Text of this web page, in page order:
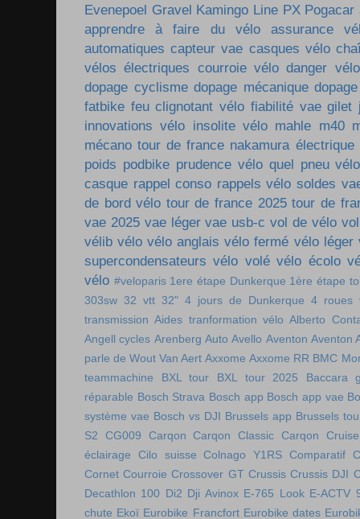
Evenepoel Gravel Kamingo Line PX Pogacar
apprendre à faire du vélo
assurance
automatiques capteur vae casques vélo
vélos électriques courroie vélo danger vélo
dopage cyclisme dopage mécanique
fatbike feu clignotant vélo fiabilité vae gilet
innovations vélo insolite vélo mahle m40
mécano tour de france nakamura électrique
poids podbike prudence vélo quel pneu vélo
casque rappel conso rappels vélo soldes
de bord vélo tour de france 2025 tour de
vae 2025 vae léger vae usb-c vol de vélo
vélib vélo vélo anglais vélo fermé vélo léger
supercondensateurs vélo volé vélo écolo
vélo #veloparis 1ere étape Dunkerque 1ère étape
303sw 32 vtt 32" 4 jours de Dunkerque 4 roues
transmission Aides tranformation vélo Alberto
Angell cycles Arenberg Auto Avello Aventon Aventon
parle de Wout Van Aert Axxome Axxome RR BMC
teammachine
BXL tour BXL tour 2025
Baccara
réparable Bosch Strava Bosch app Bosch app vae
système vae Bosch vs DJI Brussels app Brussels
S2
CG009 Carqon Carqon Classic Carqon Cruise
éclairage
Cilo suisse Colnago Y1RS Comparatif
Cornet Courroie Crossover GT Crussis Crussis DJI
Decathlon 100 Di2 Dji Avinox E-765 Look E-ACTV
chute Ekoï Eurobike Francfort Eurobike dates